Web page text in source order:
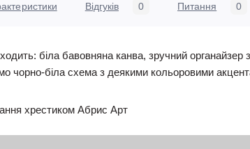
Відгуків 0 Питання 0
біла бавовняна канва, зручний
чорно-біла схема з деякими кольоровими